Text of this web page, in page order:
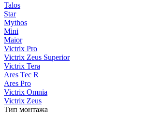
Talos
Star
Mythos
Mini
Maior
Victrix Pro
Victrix Zeus Superior
Victrix Tera
Ares Tec R
Ares Pro
Victrix Omnia
Victrix Zeus
Тип монтажа